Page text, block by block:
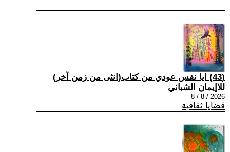
(43) ايا نفس عودي من كتاب(انثى من زمن آخر)
للاإيمان الشباني
2026 / 8 / 8
قضايا ثقافية